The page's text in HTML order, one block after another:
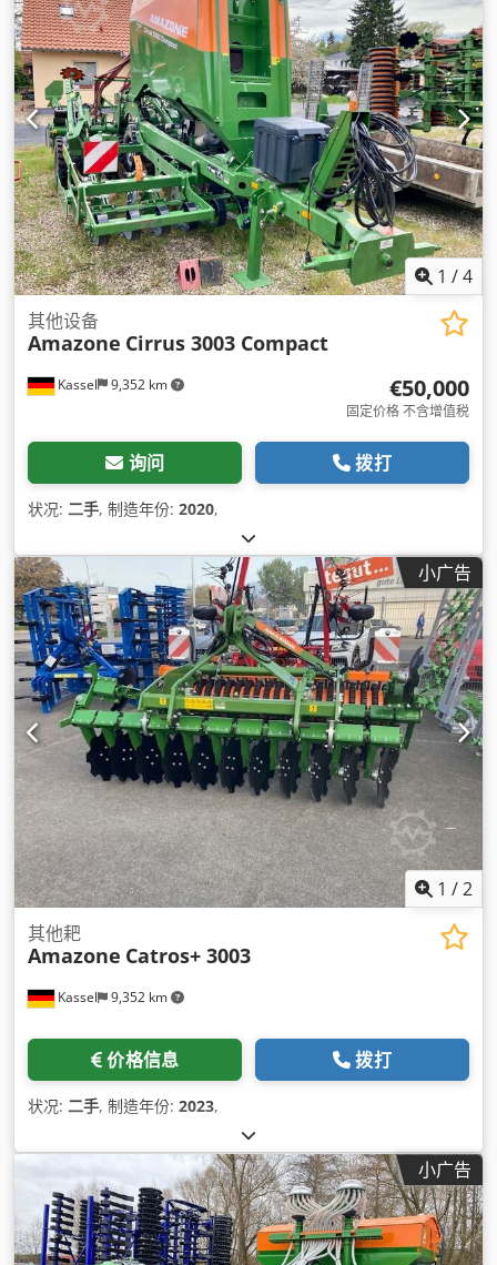
1 /4
Kassel 9,352 km
其他设备
Amazone Cirrus 3003 Compact
€50,000
固定价格 不含增值税
询问 拨打
状况: 二手, 制造年份: 2020,
小广告
1 /2
Kassel 9,352 km
其他耙
Amazone Catros+ 3003
价格信息 拨打
状况: 二手, 制造年份: 2023,
小广告